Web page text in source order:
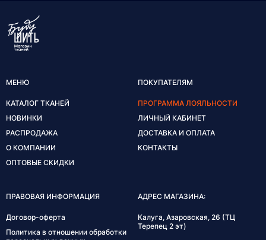
МЕНЮ
КАТАЛОГ ТКАНЕЙ
НОВИНКИ
РАСПРОДАЖА
О КОМПАНИИ
ОПТОВЫЕ СКИДКИ
ПОКУПАТЕЛЯМ
ПРОГРАММА ЛОЯЛЬНОСТИ
ЛИЧНЫЙ КАБИНЕТ
ДОСТАВКА И ОПЛАТА
КОНТАКТЫ
ПРАВОВАЯ ИНФОРМАЦИЯ
Договор-оферта
Политика в отношении обработки
АДРЕС МАГАЗИНА:
Калуга, Азаровская, 26 (ТЦ
Терепец 2 эт)